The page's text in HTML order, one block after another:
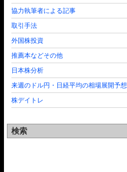
協力執筆者による記事
取引手法
外国株投資
推薦本などその他
日本株分析
来週のドル円・日経平均の相場展開予想
株デイトレ
検索